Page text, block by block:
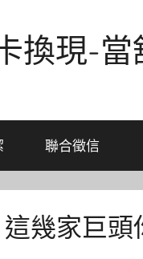
換現-當
聯合徵信
幾家巨頭